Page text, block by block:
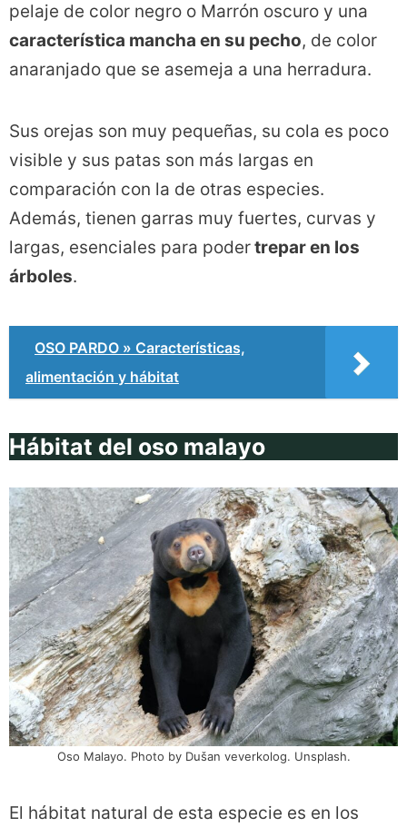
pelaje de color negro o Marrón oscuro y una
característica mancha en su pecho, de color
anaranjado que se asemeja a una herradura.
Sus orejas son muy pequeñas, su cola es poco
visible y sus patas son más largas en
comparación con la de otras especies.
Además, tienen garras muy fuertes, curvas y
largas, esenciales para podertrepar en los
árboles.
OSO PARDO » Características,
alimentación y hábitat
Hábitat del oso malayo
Oso Malayo. Photo by Dušan veverkolog. Unsplash.
El hábitat natural de esta especie es en los